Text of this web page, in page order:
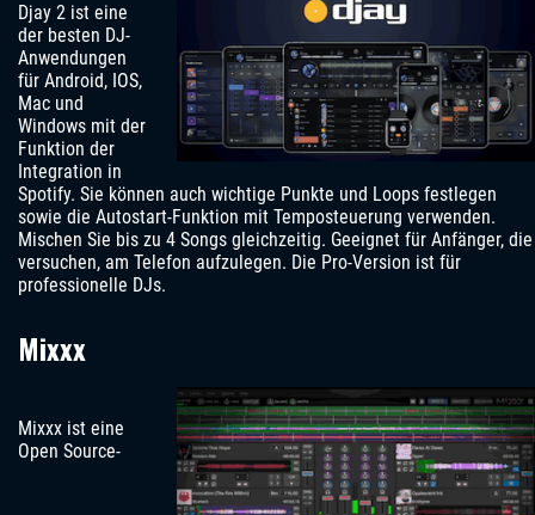
Djay 2 ist eine
der besten DJ-
Anwendungen
für Android, IOS,
Mac und
Windows mit der
Funktion der
Integration in
Spotify. Sie können auch wichtige Punkte und Loops festlegen
sowie die Autostart-Funktion mit Temposteuerung verwenden.
Mischen Sie bis zu 4 Songs gleichzeitig. Geeignet für Anfänger, die
versuchen, am Telefon aufzulegen. Die Pro-Version ist für
professionelle DJs.
Mixxx
Mixxx ist eine
Open Source-